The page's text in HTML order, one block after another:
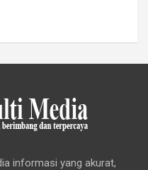
informasi yang akurat,